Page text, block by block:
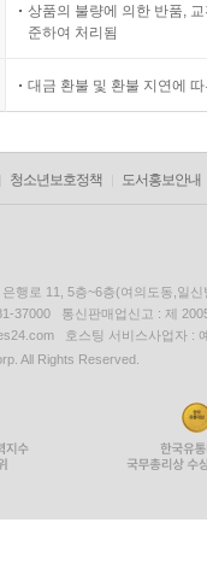
상품의 불량에 의한 반품,
준하여 처리됨
대금 환불 및 환불 지연에
청소년보호정책 도서홍보안내
행로 11, 5층~6층(여의도동,일신
37000 통신판매업신고 : 제
호스팅 서비스사업자 :
All Rights Reserved.